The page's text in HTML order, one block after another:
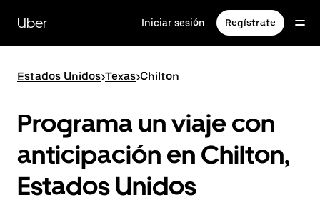
contenido
principal
Uber Iniciar sesión Regístrate
Estados Unidos>Texas>Chilton
Programa un viaje con
anticipación en Chilton,
Estados Unidos